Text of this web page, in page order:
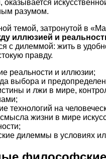
оказывается
разумом.
темой, затронутой в
иллюзией и
с дилеммой: жить в
правду.
реальности и иллюзии;
выбора и
и лжи в мире,
технологий на
жизни в мире
дилеммы в условиях